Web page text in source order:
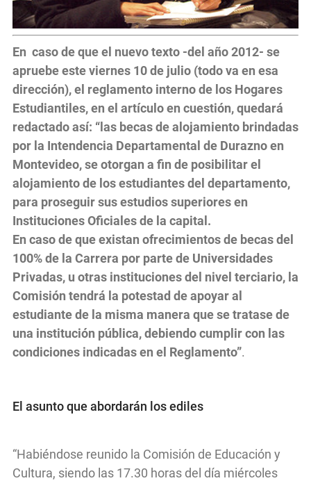
En caso de que el nuevo texto -del año 2012- se
apruebe este viernes 10 de julio (todo va en esa
dirección), el reglamento interno de los Hogares
Estudiantiles, en el artículo en cuestión, quedará
redactado así: “las becas de alojamiento brindadas
por la Intendencia Departamental de Durazno en
Montevideo, se otorgan a fin de posibilitar el
alojamiento de los estudiantes del departamento,
para proseguir sus estudios superiores en
Instituciones Oficiales de la capital.
En caso de que existan ofrecimientos de becas del
100% de la Carrera por parte de Universidades
Privadas, u otras instituciones del nivel terciario, la
Comisión tendrá la potestad de apoyar al
estudiante de la misma manera que se tratase de
una institución pública, debiendo cumplir con las
condiciones indicadas en el Reglamento”.
El asunto que abordarán los ediles
“Habiéndose reunido la Comisión de Educación y
Cultura, siendo las 17.30 horas del día miércoles